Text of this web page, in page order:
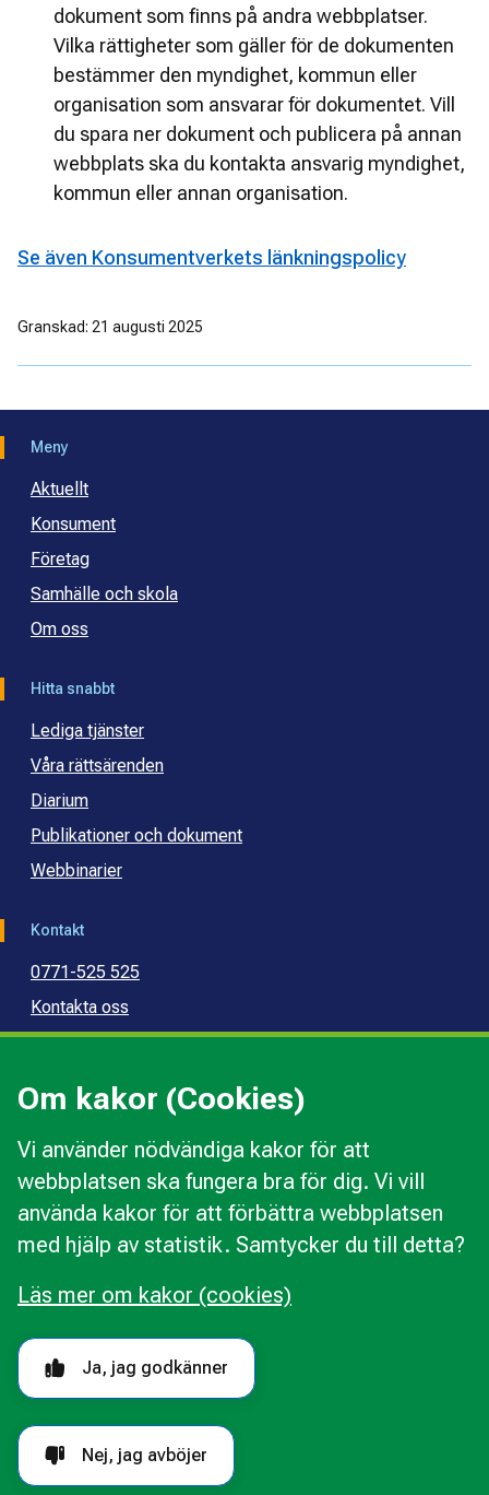
Om kakor (Cookies)
Vi använder nödvändiga kakor för att
webbplatsen ska fungera bra för dig. Vi vill
använda kakor för att förbättra webbplatsen
med hjälp av statistik. Samtycker du till detta?
Ja, jag godkänner
Nej, jag avböjer
Läs mer om kakor (cookies)
dokument som finns på andra webbplatser.
Vilka rättigheter som gäller för de dokumenten
bestämmer den myndighet, kommun eller
organisation som ansvarar för dokumentet. Vill
du spara ner dokument och publicera på annan
webbplats ska du kontakta ansvarig myndighet,
kommun eller annan organisation.
Se även Konsumentverkets länkningspolicy
Granskad: 21 augusti 2025
Meny
Aktuellt
Konsument
Företag
Samhälle och skola
Om oss
Hitta snabbt
Lediga tjänster
Våra rättsärenden
Diarium
Publikationer och dokument
Webbinarier
Kontakt
0771-525 525
Kontakta oss
Press
Kommunal budget- och skuldrådgivning
Om webbplatsen
Behandling av personuppgifter